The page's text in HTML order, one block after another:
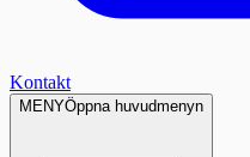
Kontakt
MENYÖppna huvudmenyn